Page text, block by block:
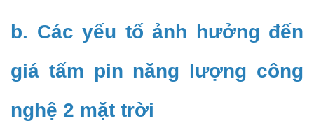
b. Các yếu tố ảnh hưởng đến
giá tấm pin năng lượng công
nghệ 2 mặt trời